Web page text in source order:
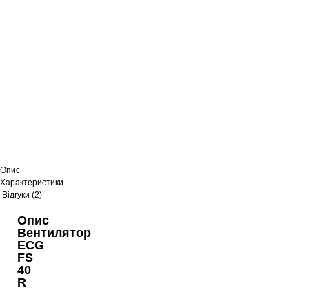
Опис
Характеристики
Відгуки (2)
Опис
Вентилятор
ECG
FS
40
R